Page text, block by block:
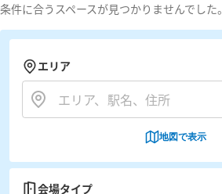
条件に合うスペースが見つかりませんでした。
エリア
地図で表示
会場タイプ